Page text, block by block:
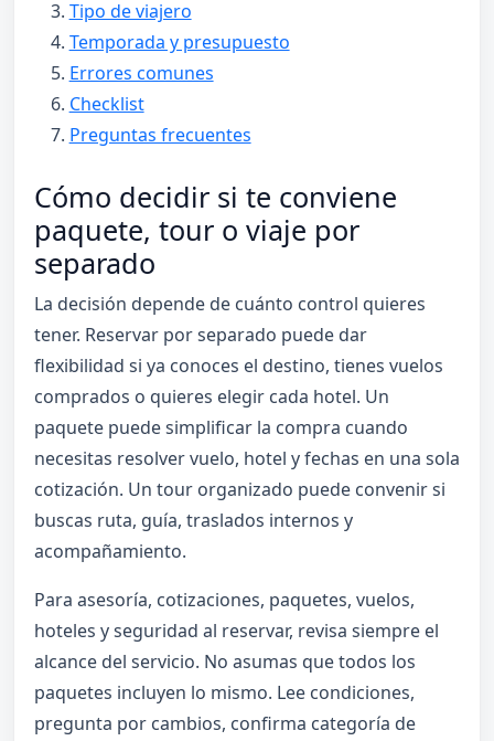
Tipo de viajero
Temporada y presupuesto
Errores comunes
Checklist
Preguntas frecuentes
Cómo decidir si te conviene
paquete, tour o viaje por
separado
La decisión depende de cuánto control quieres
tener. Reservar por separado puede dar
flexibilidad si ya conoces el destino, tienes vuelos
comprados o quieres elegir cada hotel. Un
paquete puede simplificar la compra cuando
necesitas resolver vuelo, hotel y fechas en una sola
cotización. Un tour organizado puede convenir si
buscas ruta, guía, traslados internos y
acompañamiento.
Para asesoría, cotizaciones, paquetes, vuelos,
hoteles y seguridad al reservar, revisa siempre el
alcance del servicio. No asumas que todos los
paquetes incluyen lo mismo. Lee condiciones,
pregunta por cambios, confirma categoría de